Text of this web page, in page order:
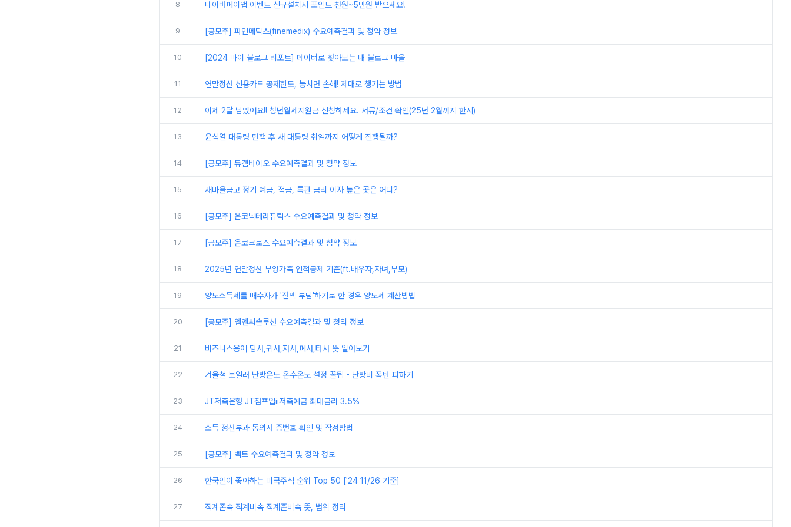
8 네이버페이앱 이벤트 신규설치시 포인트 천원~5만원 받으세요!
9 [공모주] 파인메딕스(finemedix) 수요예측결과 및 청약 정보
10 [2024 마이 블로그 리포트] 데이터로 찾아보는 내 블로그 마을
11 연말정산 신용카드 공제한도, 놓치면 손해! 제대로 챙기는 방법
12 이제 2달 남았어요!! 청년월세지원금 신청하세요. 서류/조건 확인(25년 2월까지 한시)
13 윤석열 대통령 탄핵 후 새 대통령 취임까지 어떻게 진행될까?
14 [공모주] 듀켐바이오 수요예측결과 및 청약 정보
15 새마을금고 정기 예금, 적금, 특판 금리 이자 높은 곳은 어디?
16 [공모주] 온코닉테라퓨틱스 수요예측결과 및 청약 정보
17 [공모주] 온코크로스 수요예측결과 및 청약 정보
18 2025년 연말정산 부양가족 인적공제 기준(ft.배우자,자녀,부모)
19 양도소득세를 매수자가 '전액 부담'하기로 한 경우 양도세 계산방법
20 [공모주] 엠엔씨솔루션 수요예측결과 및 청약 정보
21 비즈니스용어 당사,귀사,자사,폐사,타사 뜻 알아보기
22 겨울철 보일러 난방온도 온수온도 설정 꿀팁 - 난방비 폭탄 피하기
23 JT저축은행 JT점프업ii저축예금 최대금리 3.5%
24 소득 정산부과 동의서 증번호 확인 및 작성방법
25 [공모주] 벡트 수요예측결과 및 청약 정보
26 한국인이 좋아하는 미국주식 순위 Top 50 ['24 11/26 기준]
27 직계존속 직계비속 직계존비속 뜻, 범위 정리